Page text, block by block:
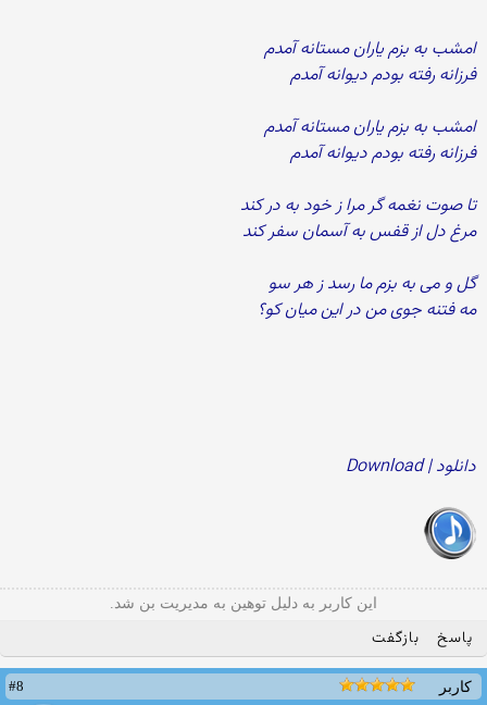
امشب به بزم یاران مستانه آمدم
فرزانه رفته بودم دیوانه آمدم
امشب به بزم یاران مستانه آمدم
فرزانه رفته بودم دیوانه آمدم
تا صوت نغمه گر مرا ز خود به در کند
مرغ دل از قفس به آسمان سفر کند
گل و می به بزم ما رسد ز هر سو
مه فتنه جوی من در این میان کو؟
دانلود | Download
این کاربر به دلیل توهین به مدیریت بن شد.
پاسخ بازگفت
کاربر
#8